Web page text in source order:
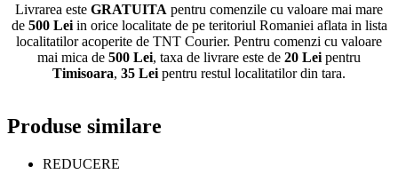
Livrarea este GRATUITA pentru comenzile cu valoare mai mare
de 500 Leiin orice localitate de pe teritoriul Romaniei aflata in lista
localitatilor acoperite de TNT Courier. Pentru comenzi cu valoare
mai mica de 500 Lei, taxa de livrare este de 20 Lei pentru
Timisoara, 35 Lei pentru restul localitatilor din tara.
Produse similare
REDUCERE